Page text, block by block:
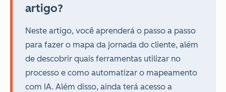
artigo?
Neste artigo, você aprenderá o passo a passo
para fazer o mapa da jornada do cliente, além
de descobrir quais ferramentas utilizar no
processo e como automatizar o mapeamento
com IA. Além disso, ainda terá acesso a